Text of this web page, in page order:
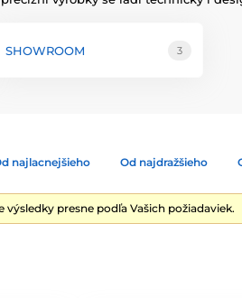
SHOWROOM 3
najlacnejšieho Od najdražšieho
výsledky presne podľa Vašich požiadaviek.